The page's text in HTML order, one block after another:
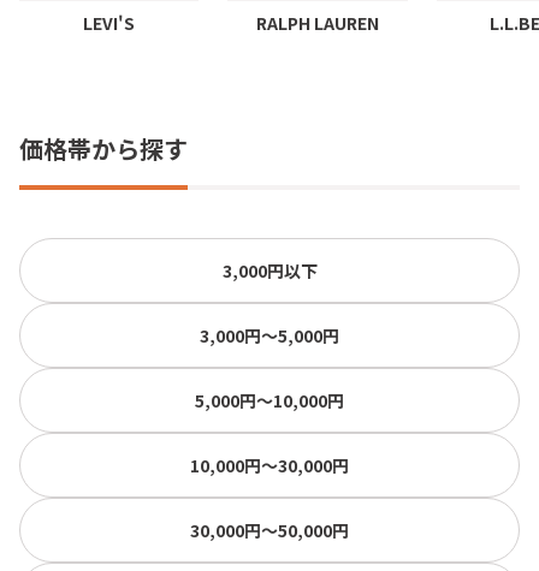
LEVI'S RALPH LAUREN
価格帯から探す
3,000円以下
3,000円〜5,000円
5,000円〜10,000円
10,000円〜30,000円
30,000円〜50,000円